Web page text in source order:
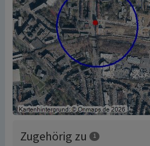
Zugehörig zu 1